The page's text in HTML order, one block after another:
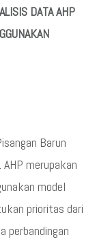
DATA AHP
Barun
merupakan
model
prioritas dari
perbandingan